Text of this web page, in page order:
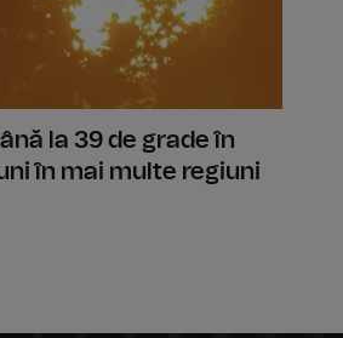
la 39 de grade în
în mai multe regiuni